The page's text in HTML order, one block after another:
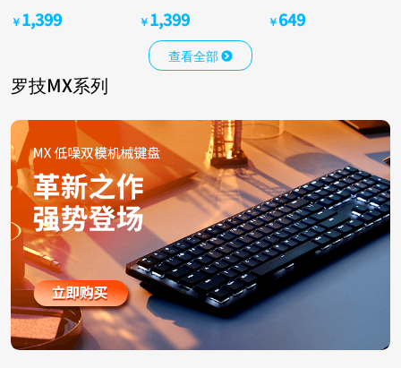
￥1,399 ￥1,399 ￥649
查看全部
罗技MX系列